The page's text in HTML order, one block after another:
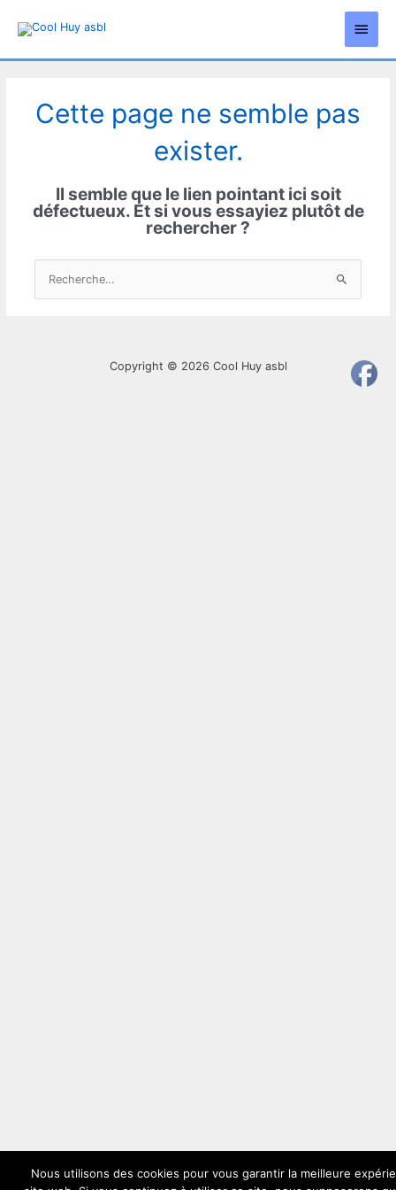
Menu
Cette page ne semble pas
exister.
Il semble que le lien pointant ici soit
défectueux. Et si vous essayiez plutôt de
rechercher ?
Copyright © 2026 Cool Huy asbl
Nous utilisons des cookies pour vous garantir la meilleure